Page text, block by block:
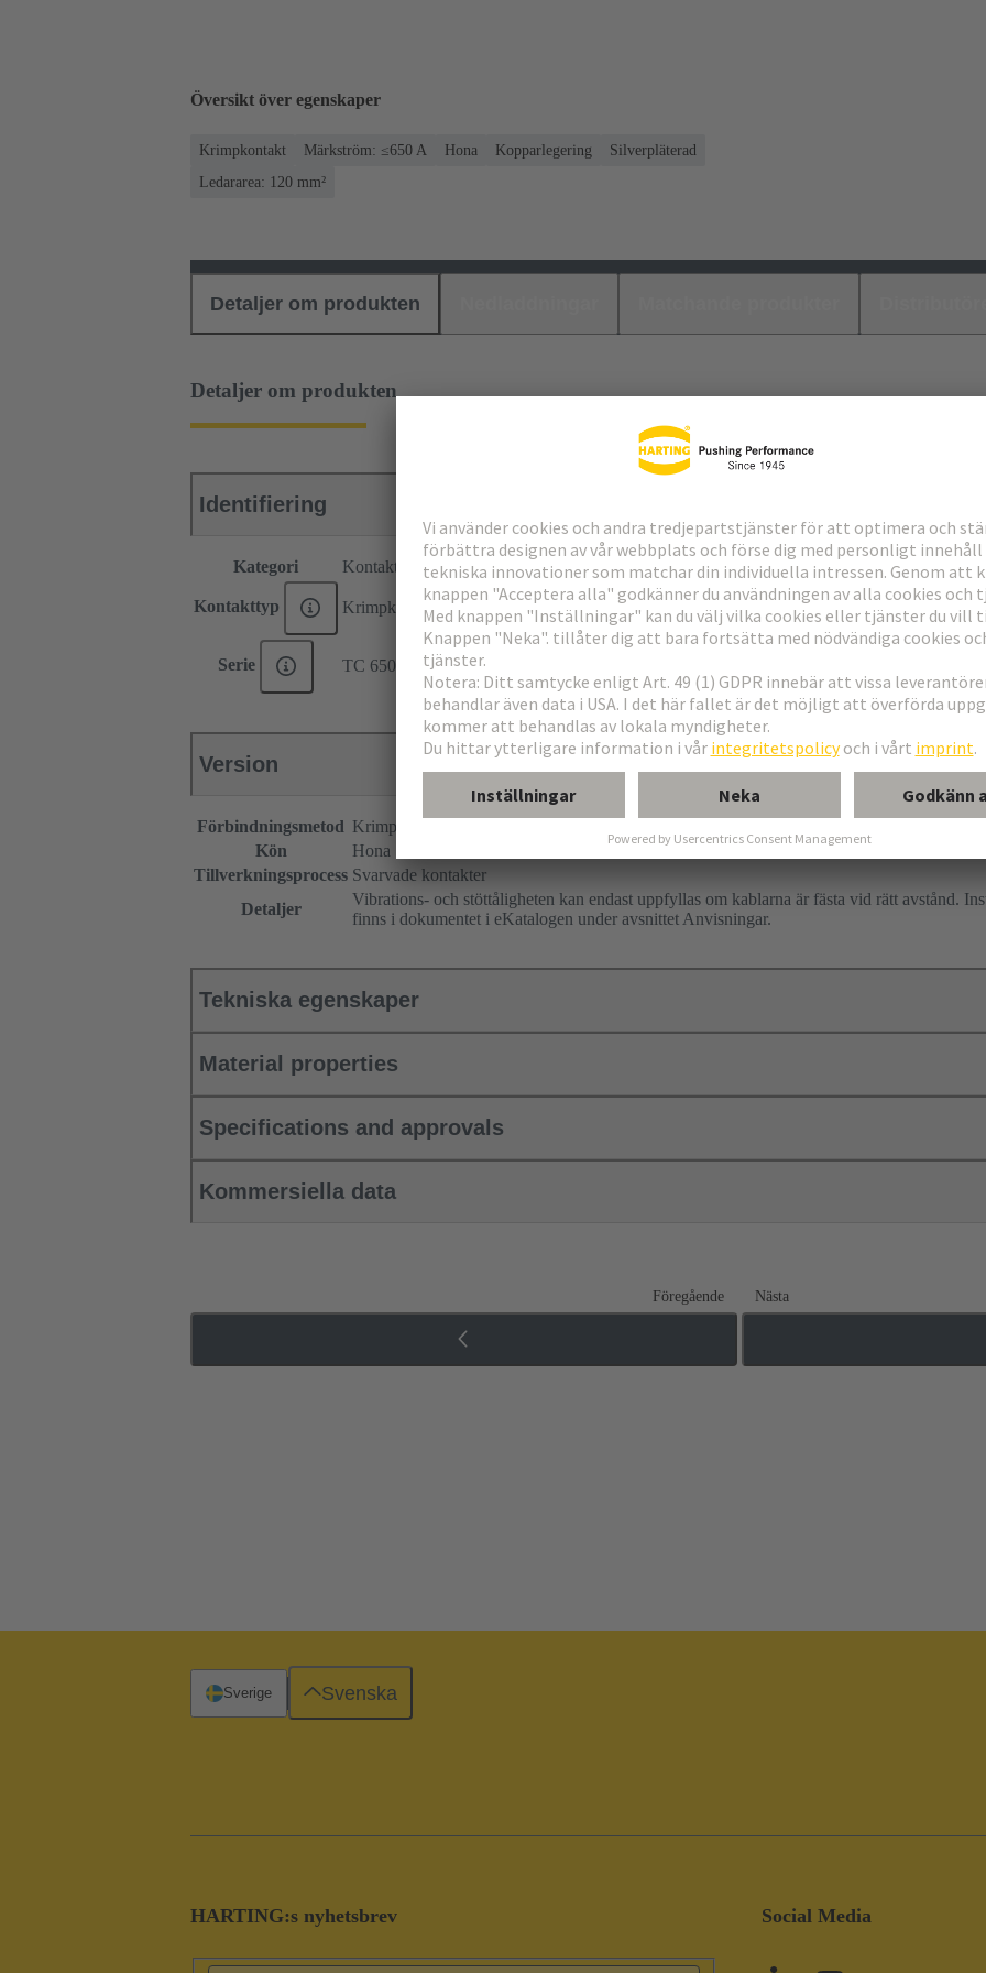
Översikt över egenskaper
Krimpkontakt Märkström: ≤650 A Hona Kopparlegering
Silverpläterad
Ledararea: 120 mm²
Detaljer om produkten
Detaljer om produkten
Identifiering
Kategori Kontakter
Kontakttyp Krimpkontakt
Serie TC 650
Version
Förbindningsmetod Krimpterminering
Kön
Hona
Tillverkningsprocess Svarvade kontakter
Detaljer
Vibrations- och stöttåligheten kan endast uppfyllas om kablarna är fästa vid rätt avstånd.
finns i dokumentet i eKatalogen under avsnittet Anvisningar.
Tekniska egenskaper
Material properties
Specifications and approvals
Kommersiella data
Föregående Nästa
HARTING:s nyhetsbrev Social Media
Sverige Svenska